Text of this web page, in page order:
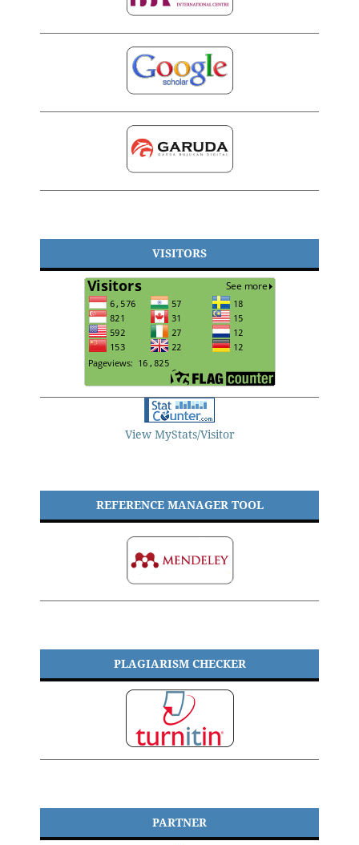
VISITORS
View MyStats/Visitor
REFERENCE MANAGER TOOL
PLAGIARISM CHECKER
PARTNER